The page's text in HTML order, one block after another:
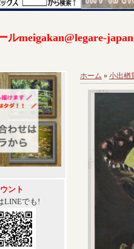
ルmeigakan@legare-
ント
LINEでも!
ホーム » 小出楢